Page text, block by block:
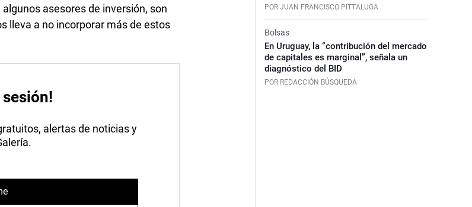
asesores de inversión, son
lleva a no incorporar más de estos
alertas de noticias y
POR JUAN FRANCISCO PITTALUGA
Bolsas
En Uruguay, la “contribución del mercado
de capitales es marginal”, señala un
diagnóstico del BID
POR REDACCIÓN BÚSQUEDA